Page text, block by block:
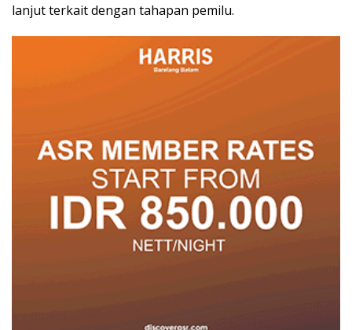
lanjut terkait dengan tahapan pemilu.